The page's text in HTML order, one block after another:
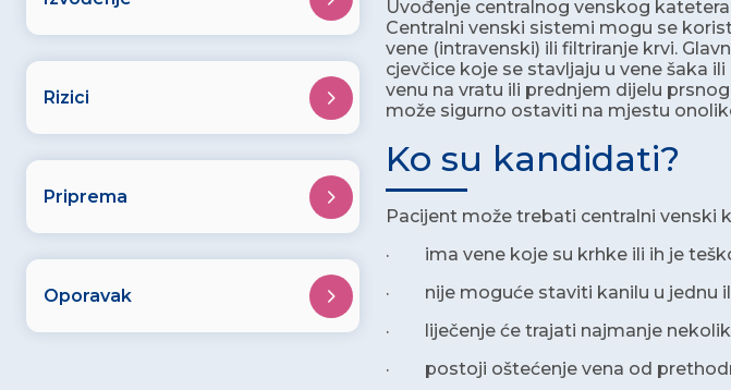
Rizici
Priprema
Oporavak
Uvođenje centralnog venskog
Centralni venski sistemi mogu se
vene (intravenski) ili filtriranje krvi.
cjevčice koje se stavljaju u vene šaka
venu na vratu ili prednjem dijelu
može sigurno ostaviti na mjestu
Ko su kandidati?
Pacijent može trebati centralni venski
· ima vene koje su krhke ili ih je
· nije moguće staviti kanilu u jednu
· liječenje će trajati najmanje
· postoji oštećenje vena od